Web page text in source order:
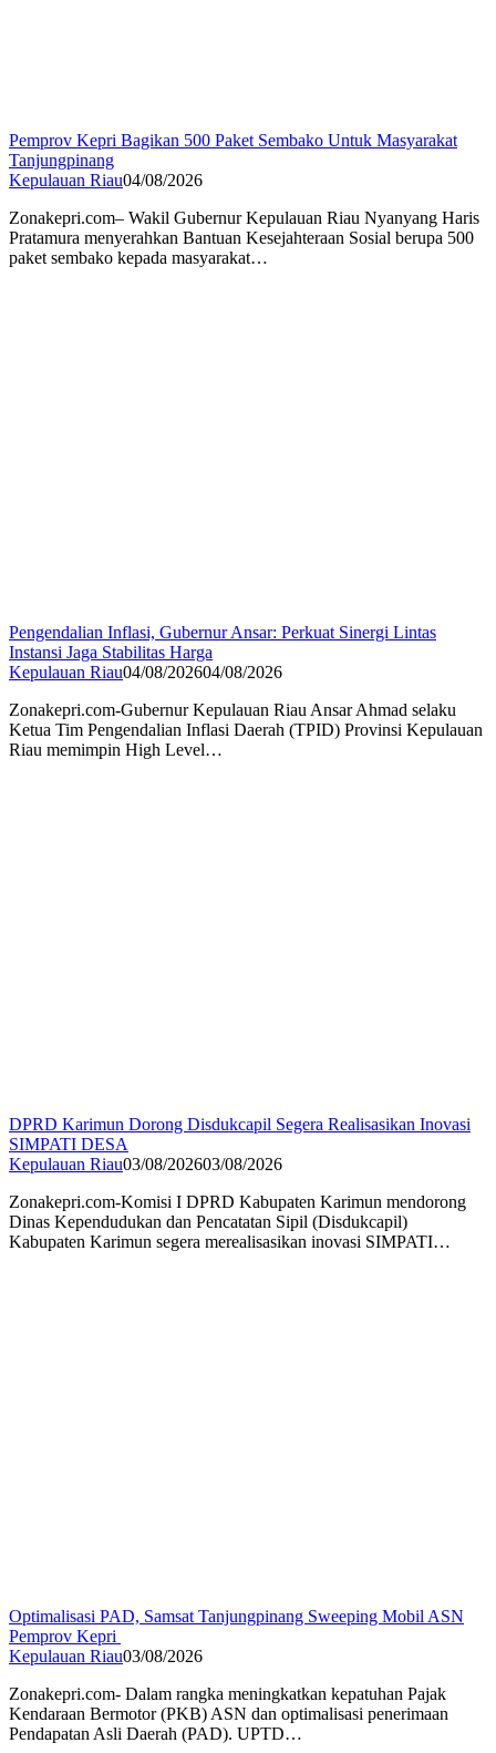
Pemprov Kepri Bagikan 500 Paket Sembako Untuk Masyarakat
Tanjungpinang
Kepulauan Riau04/08/2026
Zonakepri.com– Wakil Gubernur Kepulauan Riau Nyanyang Haris
Pratamura menyerahkan Bantuan Kesejahteraan Sosial berupa 500
paket sembako kepada masyarakat…
Pengendalian Inflasi, Gubernur Ansar: Perkuat Sinergi Lintas
Instansi Jaga Stabilitas Harga
Kepulauan Riau04/08/202604/08/2026
Zonakepri.com-Gubernur Kepulauan Riau Ansar Ahmad selaku
Ketua Tim Pengendalian Inflasi Daerah (TPID) Provinsi Kepulauan
Riau memimpin High Level…
DPRD Karimun Dorong Disdukcapil Segera Realisasikan Inovasi
SIMPATI DESA
Kepulauan Riau03/08/202603/08/2026
Zonakepri.com-Komisi I DPRD Kabupaten Karimun mendorong
Dinas Kependudukan dan Pencatatan Sipil (Disdukcapil)
Kabupaten Karimun segera merealisasikan inovasi SIMPATI…
Optimalisasi PAD, Samsat Tanjungpinang Sweeping Mobil ASN
Pemprov Kepri
Kepulauan Riau03/08/2026
Zonakepri.com- Dalam rangka meningkatkan kepatuhan Pajak
Kendaraan Bermotor (PKB) ASN dan optimalisasi penerimaan
Pendapatan Asli Daerah (PAD). UPTD…